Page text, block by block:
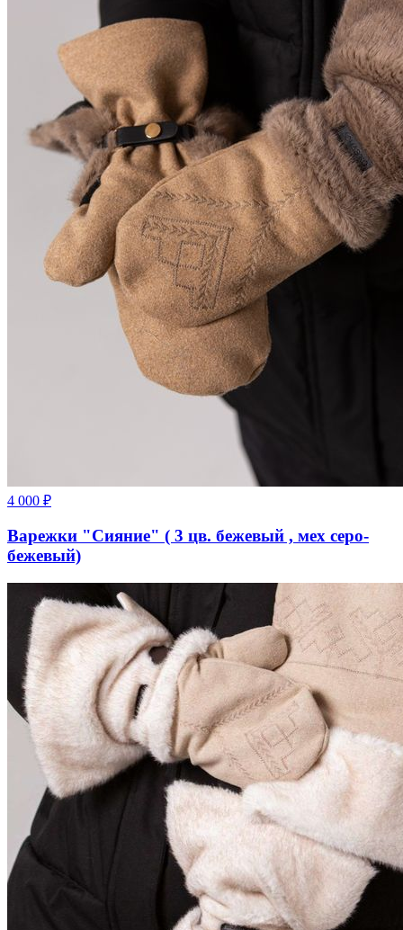
4 000 ₽
Варежки "Сияние" ( 3 цв. бежевый , мех серо-
бежевый)